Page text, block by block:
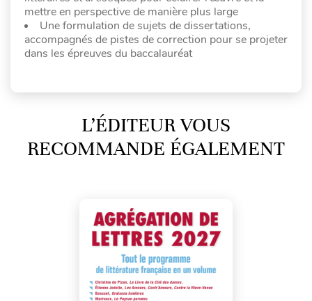
mettre en perspective de manière plus large
Une formulation de sujets de dissertations,
accompagnés de pistes de correction pour se projeter
dans les épreuves du baccalauréat
L’ÉDITEUR VOUS
RECOMMANDE ÉGALEMENT